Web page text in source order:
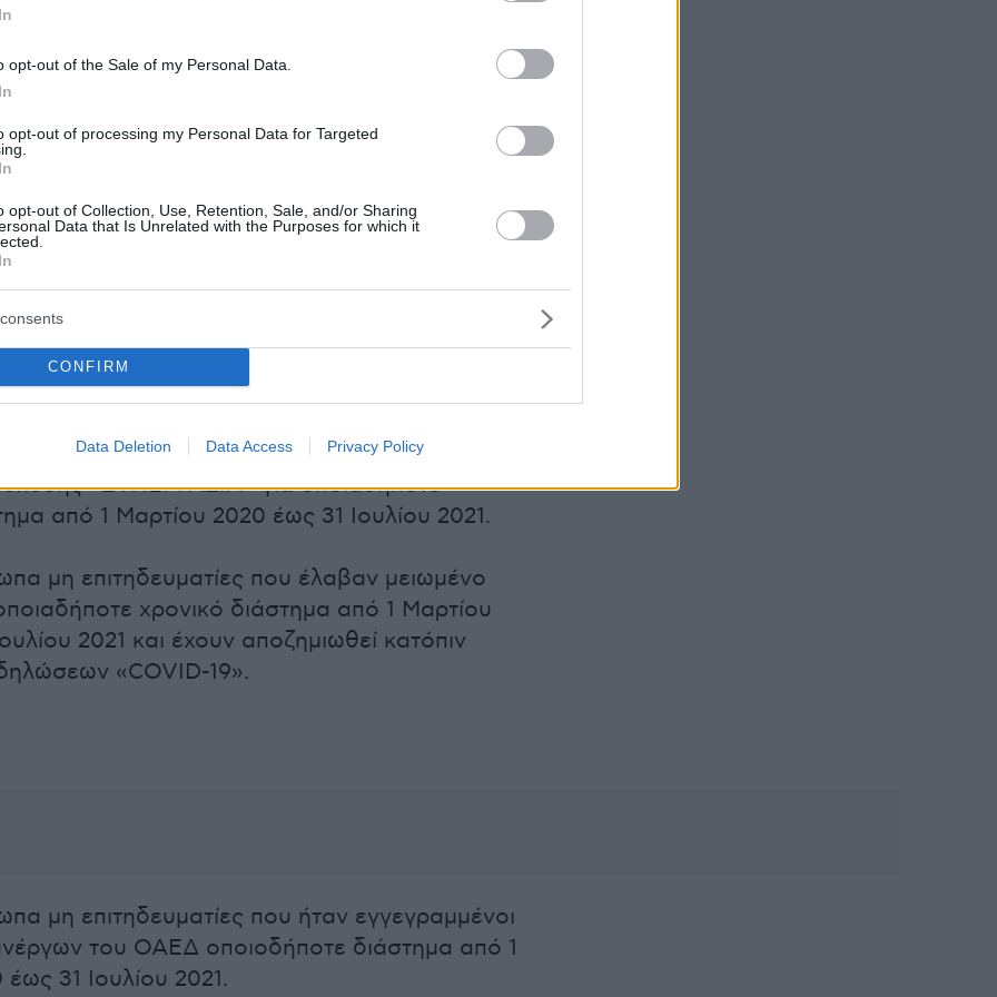
opt-out of the Sale of my Personal Data.
opt-out of processing my Personal Data for Targeted
opt-out of Collection, Use, Retention, Sale, and/or Sharing
Data that Is Unrelated with the Purposes for which it
CONFIRM
Data Deletion Data Access Privacy Policy
της πανδημίας COVID-19 και έχουν πληττόμενο
μη επιτηδευματίες που η σύμβαση
ανεστάλη για οποιοδήποτε χρονικό διάστημα
2020 έως 31 Ιουλίου 2021, λόγω των μέτρων
της πανδημίας COVID-19.
μη επιτηδευματίες που έλαβαν αποζημίωση
με μονομερή δήλωση για οποιοδήποτε
από 1 Μαρτίου 2020 έως 31 Ιουλίου 2021.
μη επιτηδευματίες που εντάχθηκαν στον
«ΣΥΝΕΡΓΑΣΙΑ» για οποιαδήποτε
από 1 Μαρτίου 2020 έως 31 Ιουλίου 2021.
μη επιτηδευματίες που έλαβαν μειωμένο
χρονικό διάστημα από 1 Μαρτίου
2021 και έχουν αποζημιωθεί κατόπιν
«COVID-19».
μη επιτηδευματίες που ήταν εγγεγραμμένοι
του ΟΑΕΔ οποιοδήποτε διάστημα από 1
31 Ιουλίου 2021.